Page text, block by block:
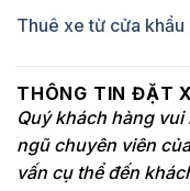
Thuê xe từ cửa
THÔNG TIN ĐẶT
Quý khách hàng
ngũ chuyên viên
vấn cụ thể đến